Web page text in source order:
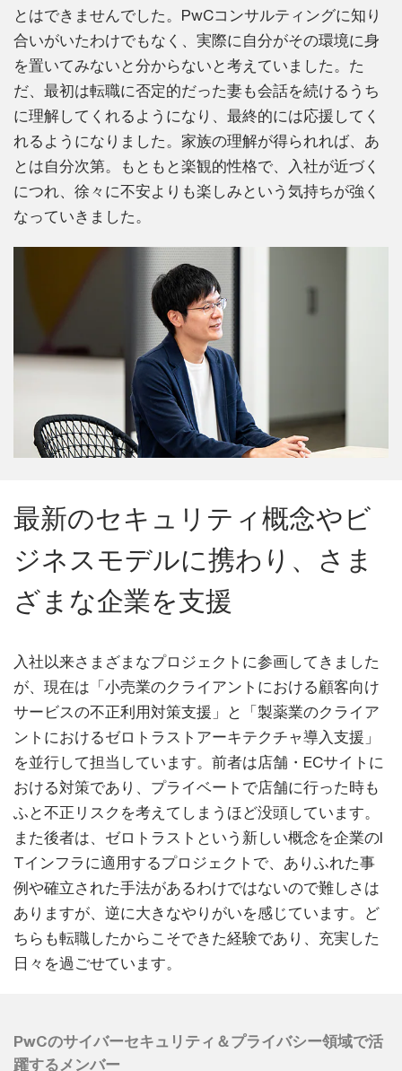
とはできませんでした。PwCコンサルティングに知り
合いがいたわけでもなく、実際に自分がその環境に身
を置いてみないと分からないと考えていました。た
だ、最初は転職に否定的だった妻も会話を続けるうち
に理解してくれるようになり、最終的には応援してく
れるようになりました。家族の理解が得られれば、あ
とは自分次第。もともと楽観的性格で、入社が近づく
につれ、徐々に不安よりも楽しみという気持ちが強く
なっていきました。
最新のセキュリティ概念やビ
ジネスモデルに携わり、さま
ざまな企業を支援
入社以来さまざまなプロジェクトに参画してきました
が、現在は「小売業のクライアントにおける顧客向け
サービスの不正利用対策支援」と「製薬業のクライア
ントにおけるゼロトラストアーキテクチャ導入支援」
を並行して担当しています。前者は店舗・ECサイトに
おける対策であり、プライベートで店舗に行った時も
ふと不正リスクを考えてしまうほど没頭しています。
また後者は、ゼロトラストという新しい概念を企業のI
Tインフラに適用するプロジェクトで、ありふれた事
例や確立された手法があるわけではないので難しさは
ありますが、逆に大きなやりがいを感じています。ど
ちらも転職したからこそできた経験であり、充実した
日々を過ごせています。
PwCのサイバーセキュリティ＆プライバシー領域で活
躍するメンバー